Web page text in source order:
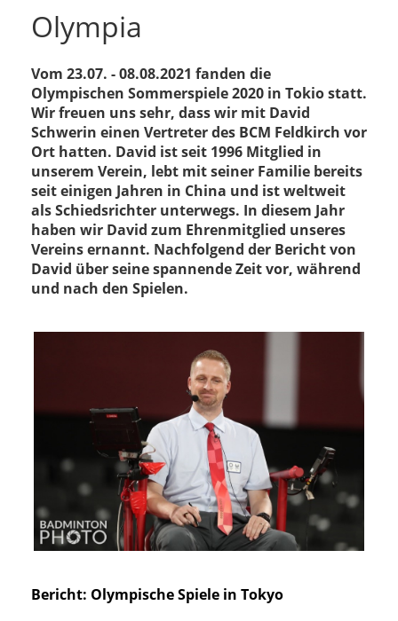
Olympia
Vom 23.07. - 08.08.2021 fanden die
Olympischen Sommerspiele 2020 in Tokio statt.
Wir freuen uns sehr, dass wir mit David
Schwerin einen Vertreter des BCM Feldkirch vor
Ort hatten. David ist seit 1996 Mitglied in
unserem Verein, lebt mit seiner Familie bereits
seit einigen Jahren in China und ist weltweit
als Schiedsrichter unterwegs. In diesem Jahr
haben wir David zum Ehrenmitglied unseres
Vereins ernannt. Nachfolgend der Bericht von
David über seine spannende Zeit vor, während
und nach den Spielen.
Bericht: Olympische Spiele in Tokyo